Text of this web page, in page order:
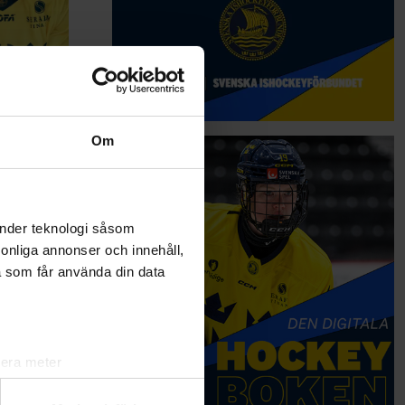
Om
teknologi såsom
annonser och innehåll,
får använda din data
meter
år